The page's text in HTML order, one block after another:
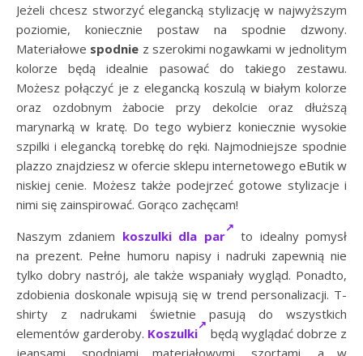
Jeżeli chcesz stworzyć elegancką stylizację w najwyższym
poziomie, koniecznie postaw na spodnie dzwony.
Materiałowe spodnie z szerokimi nogawkami w jednolitym
kolorze będą idealnie pasować do takiego zestawu.
Możesz połączyć je z elegancką koszulą w białym kolorze
oraz ozdobnym żabocie przy dekolcie oraz dłuższą
marynarką w kratę. Do tego wybierz koniecznie wysokie
szpilki i elegancką torebkę do ręki. Najmodniejsze spodnie
plazzo znajdziesz w ofercie sklepu internetowego eButik w
niskiej cenie. Możesz także podejrzeć gotowe stylizacje i
nimi się zainspirować. Gorąco zachęcam!
Naszym zdaniem koszulki dla par
to idealny pomysł
na prezent. Pełne humoru napisy i nadruki zapewnią nie
tylko dobry nastrój, ale także wspaniały wygląd. Ponadto,
zdobienia doskonale wpisują się w trend personalizacji. T-
shirty z nadrukami świetnie pasują do wszystkich
elementów garderoby. Koszulki
będą wyglądać dobrze z
jeansami, spodniami materiałowymi, szortami, a w